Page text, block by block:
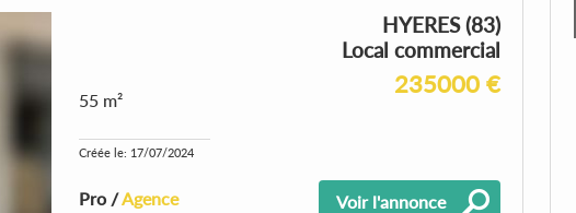
HYERES (83)
Local commercial
235000 €
55 m²
Créée le: 17/07/2024
Pro /Agence Voir l'annonce